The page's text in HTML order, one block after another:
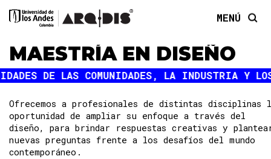
MENÚ
MAESTRÍA EN DISEÑO
Ofrecemos a profesionales de distintas disciplinas
oportunidad de ampliar su enfoque a través del
diseño, para brindar respuestas creativas y
nuevas preguntas frente a los desafíos del mundo
contemporáneo.